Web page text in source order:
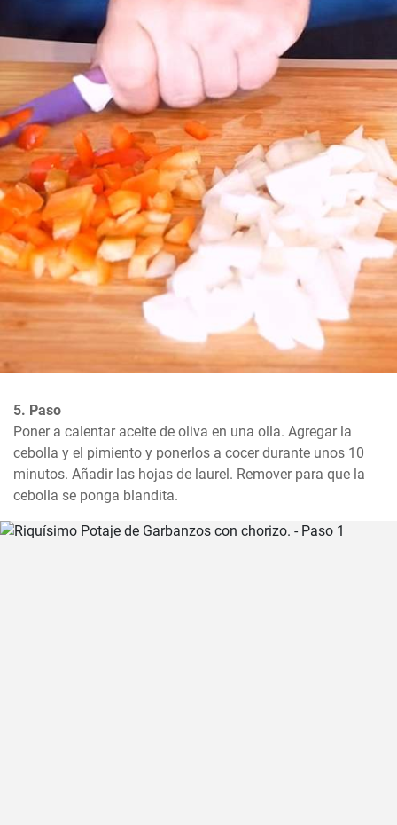
5. Paso
Poner a calentar aceite de oliva en una olla. Agregar la
cebolla y el pimiento y ponerlos a cocer durante unos 10
minutos. Añadir las hojas de laurel. Remover para que la
cebolla se ponga blandita.